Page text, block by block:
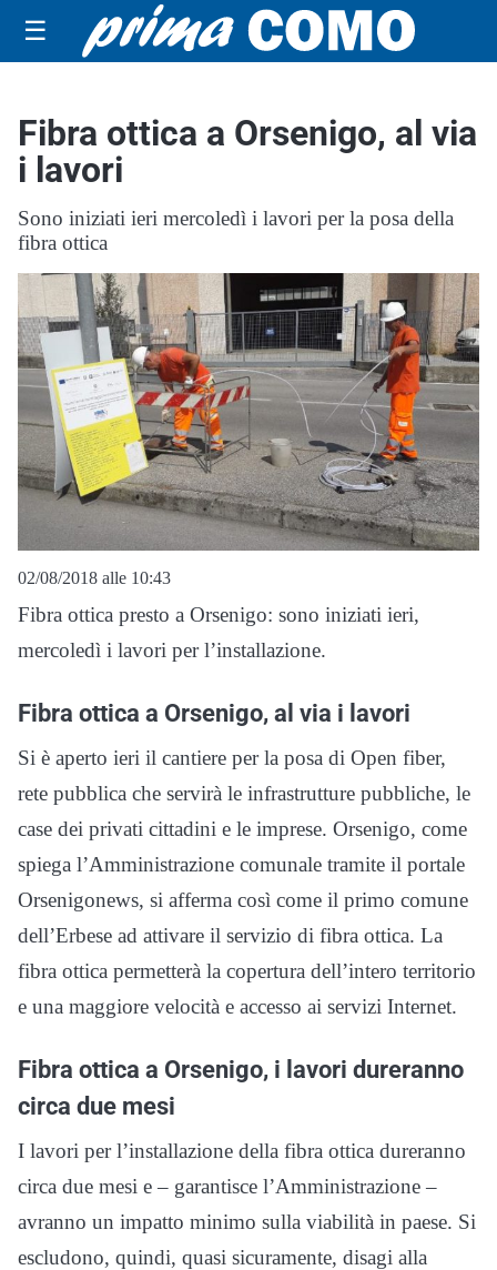
☰
Fibra ottica a Orsenigo, al via
i lavori
Sono iniziati ieri mercoledì i lavori per la posa della
fibra ottica
02/08/2018 alle 10:43
Fibra ottica presto a Orsenigo: sono iniziati ieri,
mercoledì i lavori per l’installazione.
Fibra ottica a Orsenigo, al via i lavori
Si è aperto ieri il cantiere per la posa di Open fiber,
rete pubblica che servirà le infrastrutture pubbliche, le
case dei privati cittadini e le imprese. Orsenigo, come
spiega l’Amministrazione comunale tramite il portale
Orsenigonews, si afferma così come il primo comune
dell’Erbese ad attivare il servizio di fibra ottica. La
fibra ottica permetterà la copertura dell’intero territorio
e una maggiore velocità e accesso ai servizi Internet.
Fibra ottica a Orsenigo, i lavori dureranno
circa due mesi
I lavori per l’installazione della fibra ottica dureranno
circa due mesi e – garantisce l’Amministrazione –
avranno un impatto minimo sulla viabilità in paese. Si
escludono, quindi, quasi sicuramente, disagi alla